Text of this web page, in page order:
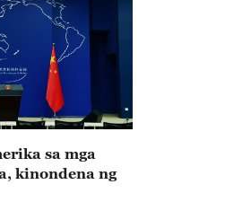
sa mga
kinondena ng